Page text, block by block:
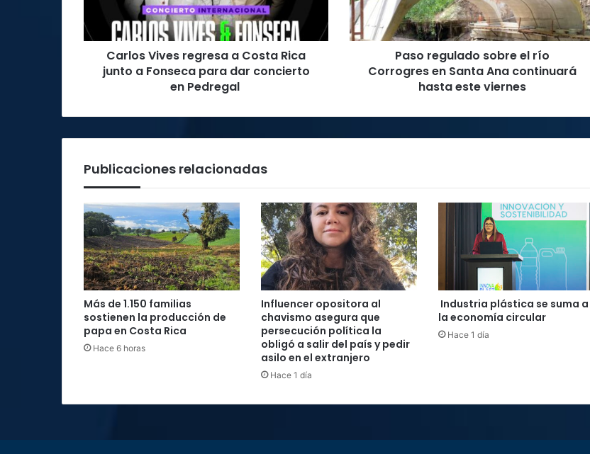
a
Fonseca
Pedregal
Carlos Vives regresa a Costa Rica
junto a Fonseca para dar concierto
en Pedregal
en
Santa
Ana
hasta
Paso regulado sobre el río
Corrogres en Santa Ana continuará
hasta este viernes
Publicaciones relacionadas
Más de 1.150 familias
sostienen la producción de
papa en Costa Rica
Hace 6 horas
Influencer opositora al
chavismo asegura que
persecución política la
obligó a salir del país y pedir
asilo en el extranjero
Hace 1 día
Industria plástica se suma a
la economía circular
Hace 1 día